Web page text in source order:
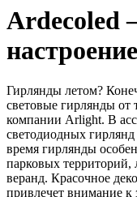
Ardecoled
Гирлянды летом?
световые гирлянды от
компании Arlight. В
светодиодных
время гирлянды
парковых территорий,
веранд. Красочное
привлечет внимание к